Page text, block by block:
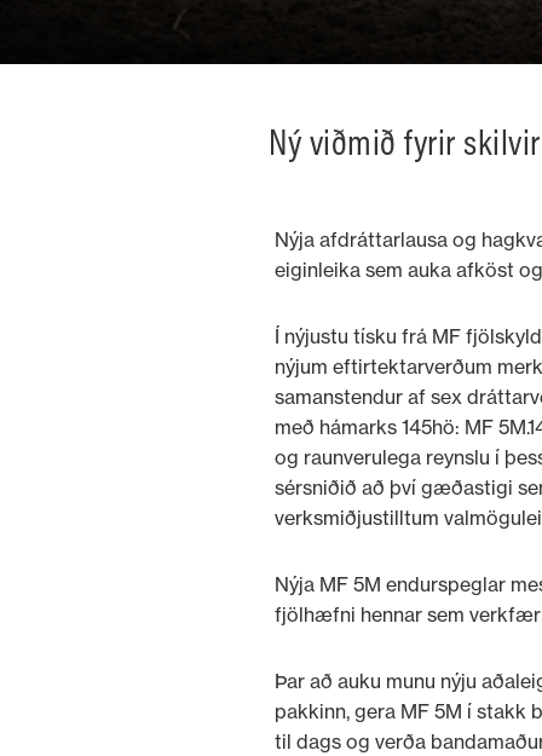
Ný viðmið fyrir
Nýja afdráttarlausa og
eiginleika sem auka afköst
Í nýjustu tísku frá MF
nýjum eftirtektarverðum
samanstendur af sex
með hámarks 145hö: MF
og raunverulega reynslu í
sérsniðið að því gæðastigi
verksmiðjustilltum
Nýja MF 5M endurspeglar
fjölhæfni hennar sem
Þar að auku munu nýju
pakkinn, gera MF 5M í stakk
til dags og verða